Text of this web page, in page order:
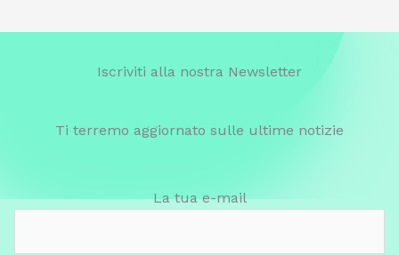
Iscriviti alla nostra Newsletter
Ti terremo aggiornato sulle ultime notizie
La tua e-mail